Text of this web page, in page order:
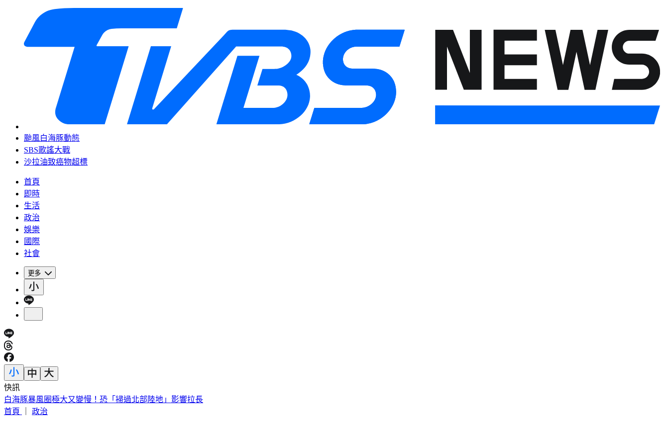
颱風白海豚動態
SBS歌謠大戰
沙拉油致癌物超標
首頁
即時
生活
政治
娛樂
國際
社會
更多
快訊
3字華語天王」爆私生子！周杰倫衰被捲入 杰威爾不忍了喊告
首頁
政治